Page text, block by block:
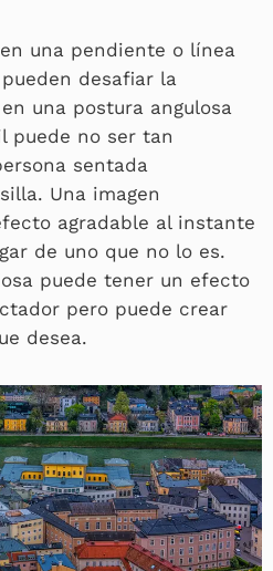
una pendiente o línea
desafiar la
una postura angulosa
puede no ser tan
sentada
Una imagen
agradable al instante
de uno que no lo es.
puede tener un efecto
pero puede crear
desea.